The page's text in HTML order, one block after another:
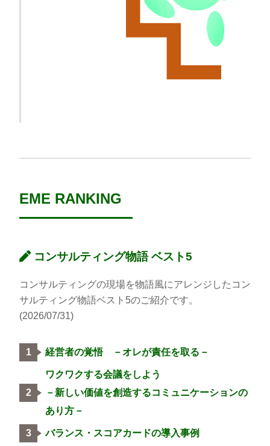
EME RANKING
コンサルティング物語 ベスト5
コンサルティングの現場を物語風にアレンジしたコン
サルティング物語ベスト5のご紹介です。
(2026/07/31)
経営者の覚悟 －オレが責任を取る－
ワクワクする会議をしよう
－新しい価値を創造するコミュニケーションの
あり方－
バランス・スコアカードの導入事例